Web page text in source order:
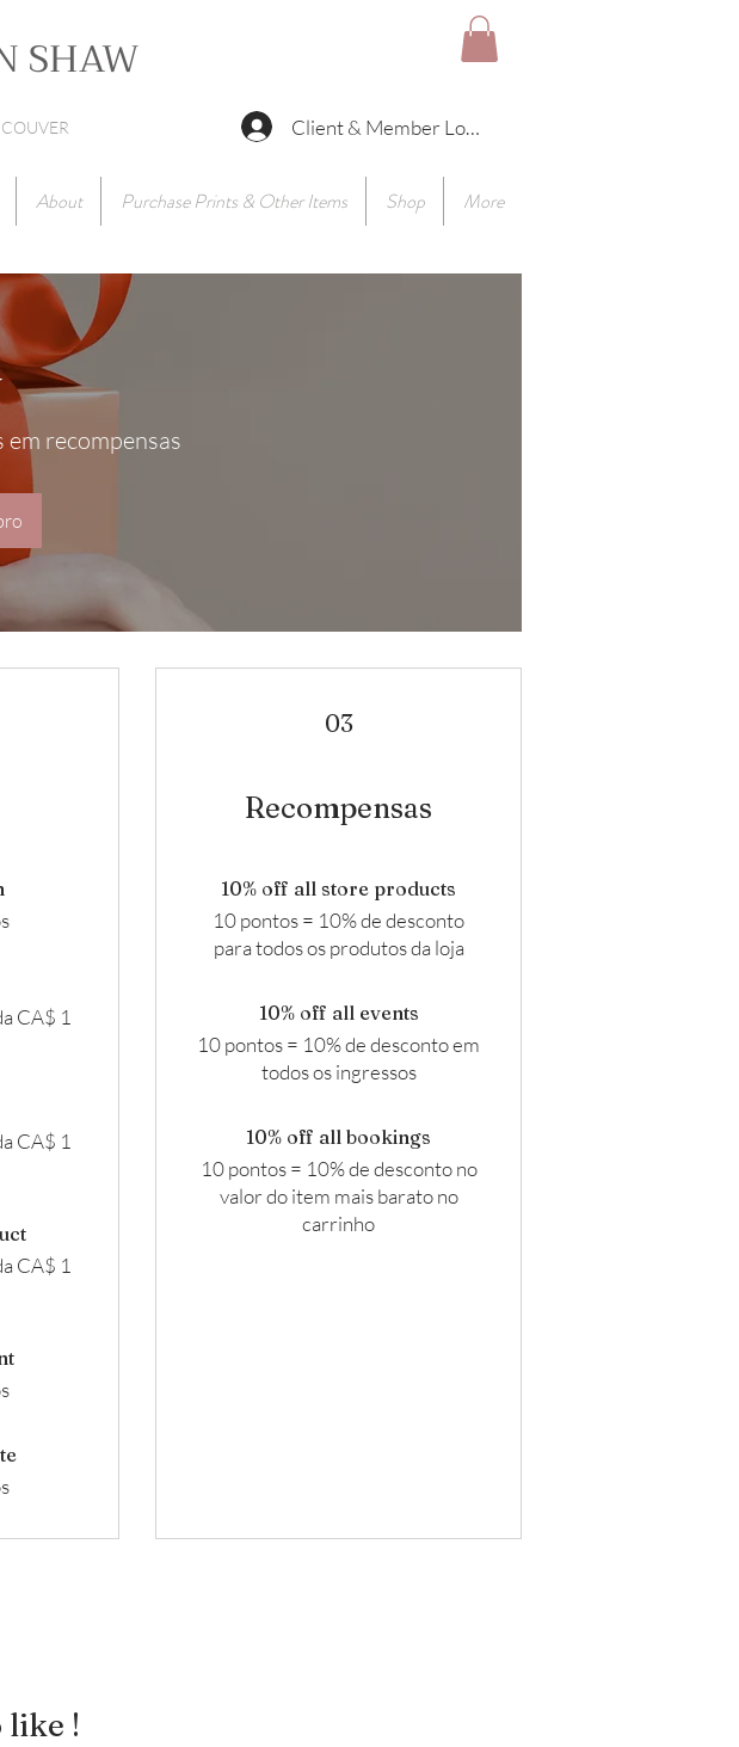
SHAW
Client & Member Log In
About Purchase Prints & Other Items Shop More
recompensas
CA$ 1
CA$ 1
CA$ 1
03
Recompensas
10% off all store products
10 pontos = 10% de desconto
para todos os produtos da loja
10% off all events
10 pontos = 10% de desconto em
todos os ingressos
10% off all bookings
10 pontos = 10% de desconto no
valor do item mais barato no
carrinho
like !